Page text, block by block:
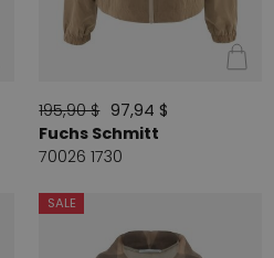
195,90 $ 97,94 $
Fuchs Schmitt
70026 1730
SALE